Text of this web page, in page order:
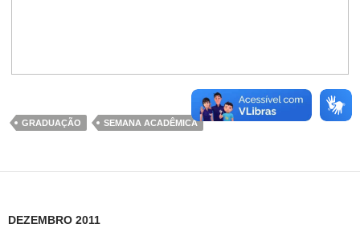
GRADUAÇÃO SEMANA ACADÊMICA
DEZEMBRO 2011